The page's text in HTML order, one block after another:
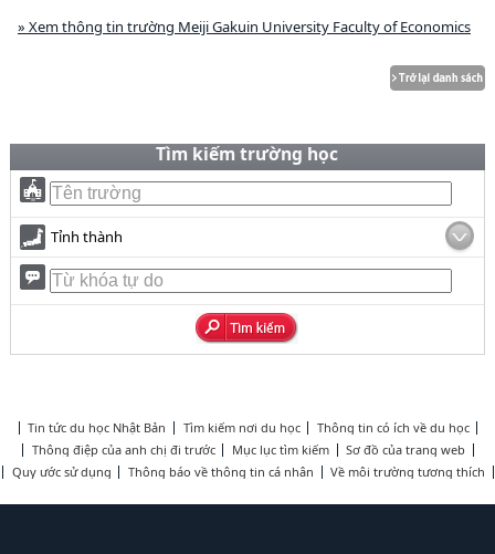
» Xem thông tin trường Meiji Gakuin University Faculty of Economics
Tìm kiếm trường học
Tỉnh thành
Tin tức du học Nhật Bản Tìm kiếm nơi du học
Thông tin có ích về du học
Thông điệp của anh chị đi trước
Mục lục tìm kiếm
Sơ đồ của trang web
Quy ước sử dụng
Thông báo về thông tin cá nhân Về môi trường tương thích